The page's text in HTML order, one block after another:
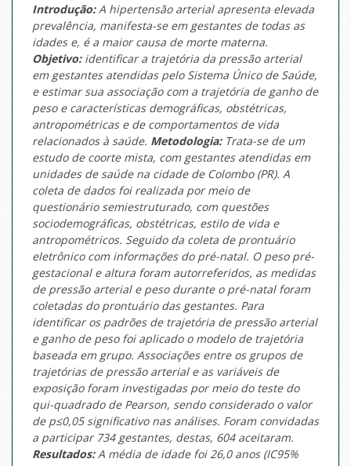
Introdução:A hipertensão arterial apresenta elevada
prevalência, manifesta-se em gestantes de todas as
idades e, é a maior causa de morte materna.
Objetivo:identificar a trajetória da pressão arterial
em gestantes atendidas pelo Sistema Único de Saúde,
e estimar sua associação com a trajetória de ganho de
peso e características demográficas, obstétricas,
antropométricas e de comportamentos de vida
relacionados à saúde. Metodologia: Trata-se de um
estudo de coorte mista, com gestantes atendidas em
unidades de saúde na cidade de Colombo (PR). A
coleta de dados foi realizada por meio de
questionário semiestruturado, com questões
sociodemográficas, obstétricas, estilo de vida e
antropométricos. Seguido da coleta de prontuário
eletrônico com informações do pré-natal. O peso pré-
gestacional e altura foram autorreferidos, as medidas
de pressão arterial e peso durante o pré-natal foram
coletadas do prontuário das gestantes. Para
identificar os padrões de trajetória de pressão arterial
e ganho de peso foi aplicado o modelo de trajetória
baseada em grupo. Associações entre os grupos de
trajetórias de pressão arterial e as variáveis de
exposição foram investigadas por meio do teste do
qui-quadrado de Pearson, sendo considerado o valor
de p≤0,05 significativo nas análises. Foram convidadas
a participar 734 gestantes, destas, 604 aceitaram.
Resultados:A média de idade foi 26,0 anos (IC95%